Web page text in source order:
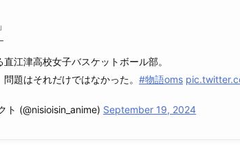
江津高校女子バスケットボール部。
題はそれだけではなかった。 #物語oms
ト (@nisioisin_anime) September 19, 2024